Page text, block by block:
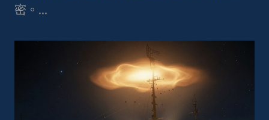
密。...